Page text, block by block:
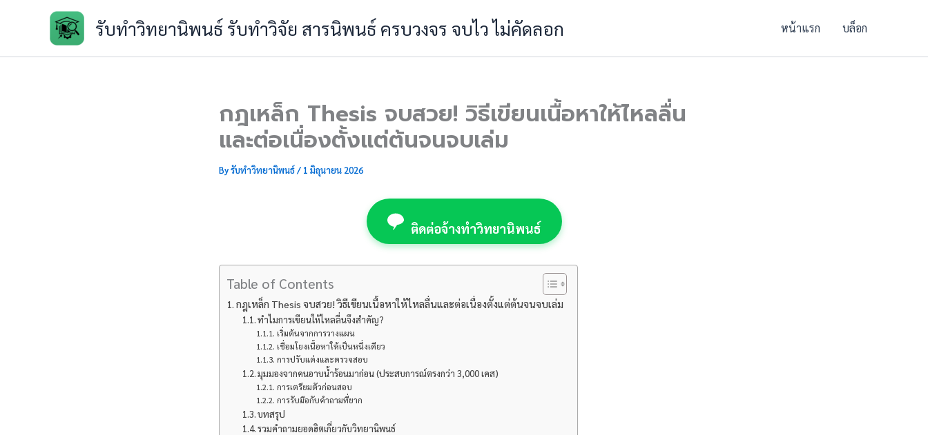
รับทำวิทยานิพนธ์ รับทำวิจัย สารนิพนธ์ ครบวงจร จบไว ไม่คัดลอก หน้าแรก บล็อก
กฎเหล็ก Thesis จบสวย! วิธีเขียนเนื้อหาให้ไหลลื่น
และต่อเนื่องตั้งแต่ต้นจนจบเล่ม
Byรับทำวิทยานิพนธ์/ 1 มิถุนายน 2026
ติดต่อจ้างทำวิทยานิพนธ์
Table of Contents
กฎเหล็ก Thesis จบสวย! วิธีเขียนเนื้อหาให้ไหลลื่นและต่อเนื่องตั้งแต่ต้นจนจบเล่ม
ทำไมการเขียนให้ไหลลื่นจึงสำคัญ?
เริ่มต้นจากการวางแผน
เชื่อมโยงเนื้อหาให้เป็นหนึ่งเดียว
การปรับแต่งและตรวจสอบ
มุมมองจากคนอาบน้ำร้อนมาก่อน (ประสบการณ์ตรงกว่า 3,000 เคส)
การเตรียมตัวก่อนสอบ
การรับมือกับคำถามที่ยาก
บทสรุป
รวมคำถามยอดฮิตเกี่ยวกับวิทยานิพนธ์